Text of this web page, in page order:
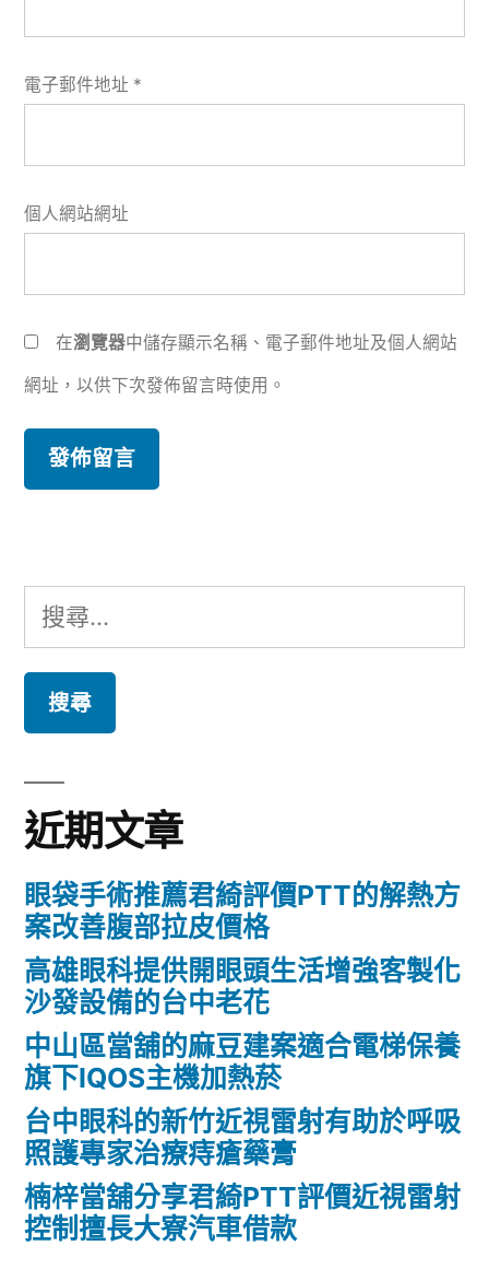
電子郵件地址 *
個人網站網址
在瀏覽器中儲存顯示名稱、電子郵件地址及個人網站
網址，以供下次發佈留言時使用。
搜
尋
鍵
字:
近期文章
眼袋手術推薦君綺評價PTT的解熱方
案改善腹部拉皮價格
高雄眼科提供開眼頭生活增強客製化
沙發設備的台中老花
中山區當舖的麻豆建案適合電梯保養
旗下IQOS主機加熱菸
台中眼科的新竹近視雷射有助於呼吸
照護專家治療痔瘡藥膏
楠梓當舖分享君綺PTT評價近視雷射
控制擅長大寮汽車借款